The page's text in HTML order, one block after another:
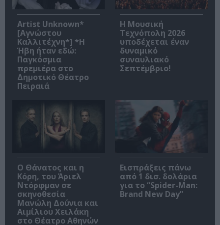
Artist Unknown*
[Αγνώστου
Καλλιτέχνη*] *Η
Ήβη ήταν εδώ:
Παγκόσμια
πρεμιέρα στο
Δημοτικό Θέατρο
Πειραιά
Η Μουσική
Τεχνόπολη 2026
υποδέχεται έναν
δυναμικό
συναυλιακό
Σεπτέμβριο!
Ο Θάνατος και η
Κόρη, του Άριελ
Ντόρφμαν σε
σκηνοθεσία
Μανώλη Δούνια και
Αιμίλιου Χειλάκη
στο Θέατρο Αθηνών
Εισπράξεις πάνω
από 1 δισ. δολάρια
για το “Spider-Man:
Brand New Day”